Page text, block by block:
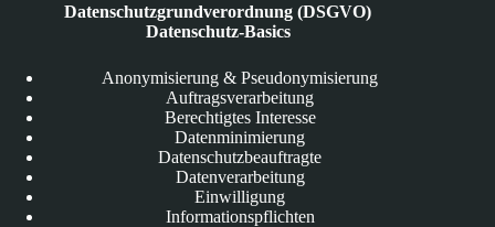
Datenschutzgrundverordnung (DSGVO)
Datenschutz-Basics
Anonymisierung & Pseudonymisierung
Auftragsverarbeitung
Berechtigtes Interesse
Datenminimierung
Datenschutzbeauftragte
Datenverarbeitung
Einwilligung
Informationspflichten